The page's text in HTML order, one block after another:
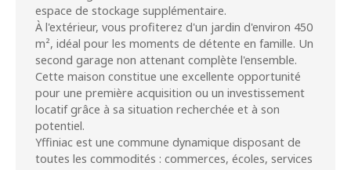
espace de stockage supplémentaire.
À l'extérieur, vous profiterez d'un jardin d'environ 450
m², idéal pour les moments de détente en famille. Un
second garage non attenant complète l'ensemble.
Cette maison constitue une excellente opportunité
pour une première acquisition ou un investissement
locatif grâce à sa situation recherchée et à son
potentiel.
Yffiniac est une commune dynamique disposant de
toutes les commodités : commerces, écoles, services